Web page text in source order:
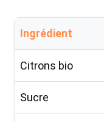
Ingrédient
Citrons bio
Sucre